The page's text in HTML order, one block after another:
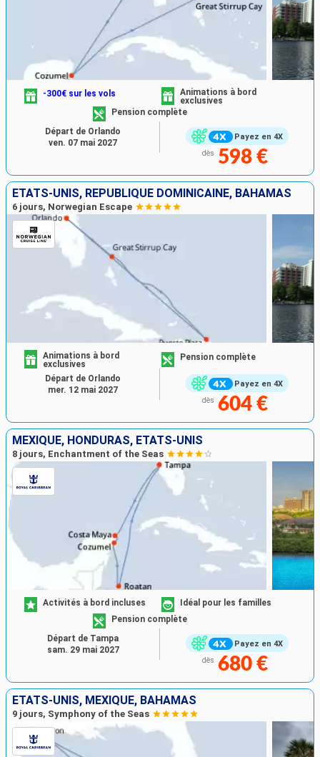
Payez en 4X
-300€ sur les vols
Animations à bord
exclusives
Pension complète
dès 598 €
Départ de Orlando
ven. 07 mai 2027
ÉTATS-UNIS, RÉPUBLIQUE DOMINICAINE, BAHAMAS
6 jours, Norwegian Escape
Payez en 4X
Animations à bord
exclusives
Pension complète
dès 604 €
Départ de Orlando
mer. 12 mai 2027
MEXIQUE, HONDURAS, ÉTATS-UNIS
8 jours, Enchantment of the Seas
Payez en 4X
Activités à bord incluses
Idéal pour les familles
Pension complète
dès 680 €
Départ de Tampa
sam. 29 mai 2027
ÉTATS-UNIS, MEXIQUE, BAHAMAS
9 jours, Symphony of the Seas